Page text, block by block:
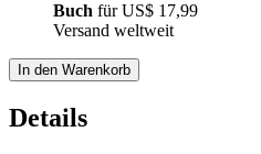
Buch fürUS$ 17,99
Versand weltweit
In den Warenkorb
Details